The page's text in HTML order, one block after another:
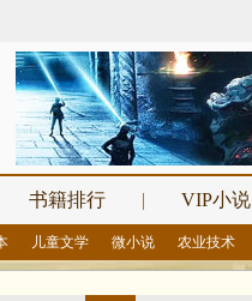
书籍排行 | VIP小说
儿童文学 微小说 农业技术